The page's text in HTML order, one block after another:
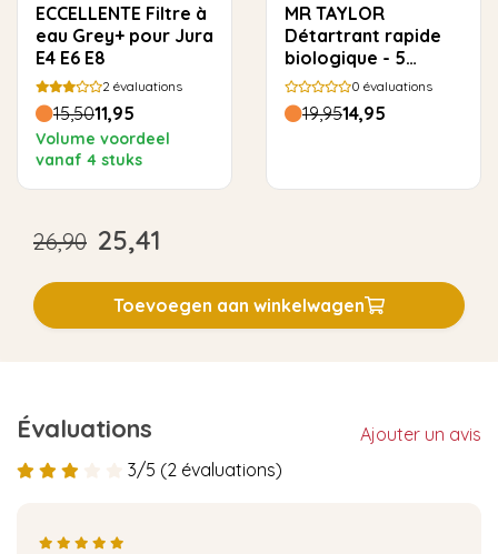
ECCELLENTE Filtre à
eau Grey+ pour Jura
E4 E6 E8
2 évaluations
15,5011,95
Volume voordeel
vanaf 4 stuks
MR TAYLOR
Détartrant rapide
biologique - 5
utilisations
0 évaluations
19,9514,95
26,90 25,41
Toevoegen aan winkelwagen
Évaluations
Ajouter un avis
3/5 (2 évaluations)